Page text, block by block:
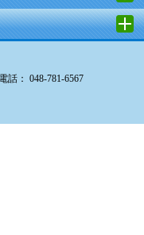
話： 048-781-6567